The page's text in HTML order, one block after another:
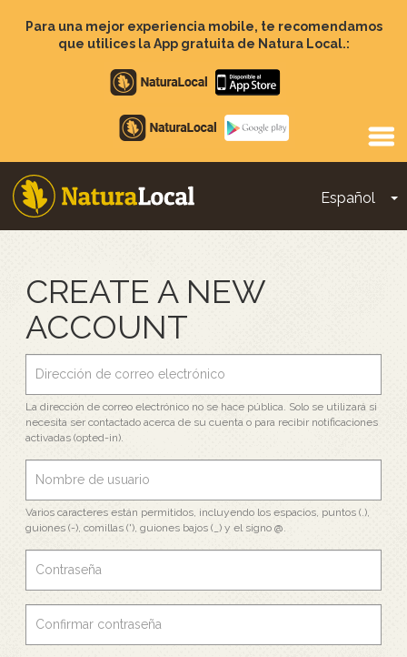
contenido
Para una mejor experiencia mobile, te recomendamos
que utilices la App gratuita de Natura Local.:
Apple
store
Google
Play
Español
Main
CREATE A NEW
ACCOUNT
La dirección de correo electrónico no se hace pública. Solo se utilizará si
necesita ser contactado acerca de su cuenta o para recibir notificaciones
activadas (opted-in).
Varios caracteres están permitidos, incluyendo los espacios, puntos (.),
guiones (-), comillas ('), guiones bajos (_) y el signo @.